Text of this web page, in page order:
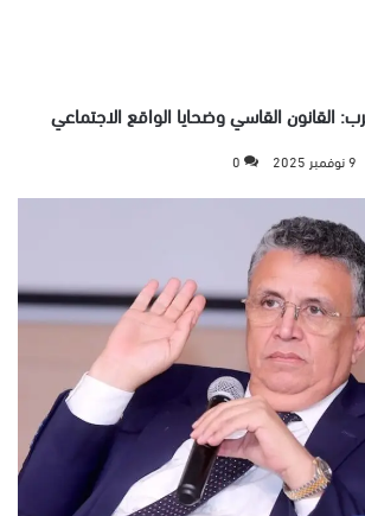
القانون القاسي وضحايا الواقع الاجتماعي
9 نوفمبر 2025 0